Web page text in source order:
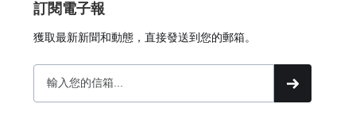
訂閱電子報
獲取最新新聞和動態，直接發送到您的郵箱。